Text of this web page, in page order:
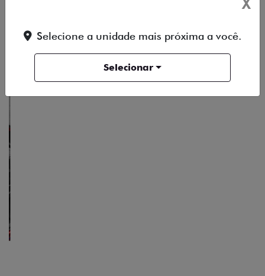
ACESSORIOS DESIGN PERFORMANCE
X
Selecione a unidade mais próxima a você.
Selecionar